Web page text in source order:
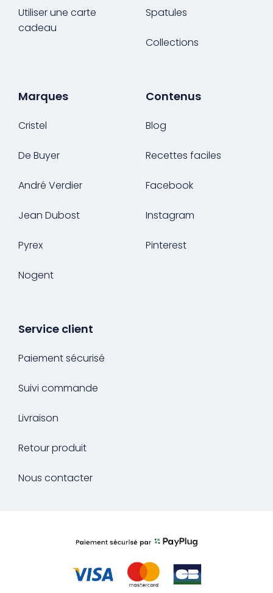
Utiliser une carte
cadeau
Spatules
Collections
Marques
Cristel
De Buyer
André Verdier
Jean Dubost
Pyrex
Nogent
Contenus
Blog
Recettes faciles
Facebook
Instagram
Pinterest
Service client
Paiement sécurisé
Suivi commande
Livraison
Retour produit
Nous contacter